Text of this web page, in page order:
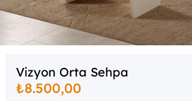
Vizyon Orta Sehpa
₺8.500,00